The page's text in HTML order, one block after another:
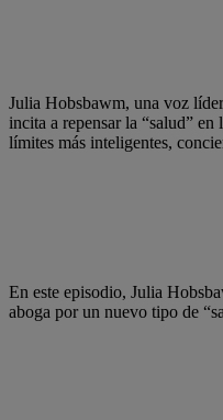
Julia Hobsbawm, una voz
incita a repensar la “salud”
límites más inteligentes,
En este episodio, Julia
aboga por un nuevo tipo de